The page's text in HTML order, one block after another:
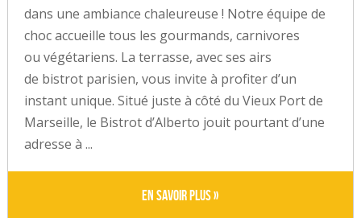
dans une ambiance chaleureuse ! Notre équipe de
choc accueille tous les gourmands, carnivores
ou végétariens. La terrasse, avec ses airs
de bistrot parisien, vous invite à profiter d’un
instant unique. Situé juste à côté du Vieux Port de
Marseille, le Bistrot d’Alberto jouit pourtant d’une
adresse à ...
En savoir plus »